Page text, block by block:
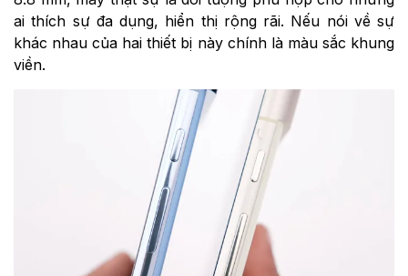
ai thích sự đa dụng, hiển thị rộng rãi. Nếu nói về sự
khác nhau của hai thiết bị này chính là màu sắc khung
viền.